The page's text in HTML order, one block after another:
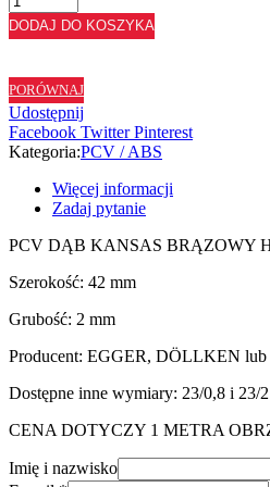
ABS
DĄB
BRĄZOWY
H1113
ST10
-
42/2
DODAJ DO KOSZYKA
PORÓWNAJ
Udostępnij
Facebook Twitter Pinterest
Kategoria:PCV / ABS
Więcej informacji
Zadaj pytanie
PCV DĄB KANSAS BRĄZOWY
Szerokość: 42 mm
Grubość: 2 mm
Producent: EGGER, DÖLLKEN
Dostępne inne wymiary: 23/0,8 i 23/2
CENA DOTYCZY 1 METRA
Imię i nazwisko